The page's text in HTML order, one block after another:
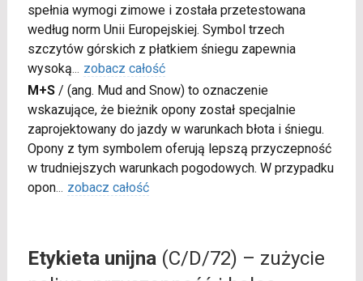
spełnia wymogi zimowe i została przetestowana
według norm Unii Europejskiej. Symbol trzech
szczytów górskich z płatkiem śniegu zapewnia
wysoką... zobacz całość
M+S/ (ang. Mud and Snow) to oznaczenie
wskazujące, że bieżnik opony został specjalnie
zaprojektowany do jazdy w warunkach błota i śniegu.
Opony z tym symbolem oferują lepszą przyczepność
w trudniejszych warunkach pogodowych. W przypadku
opon... zobacz całość
Etykieta unijna(C/D/72) – zużycie